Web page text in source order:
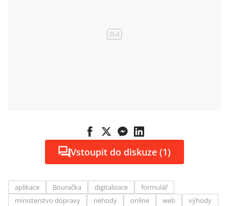
Vstoupit do diskuze (1)
aplikace Bouračka digitalizace
formulář
ministerstvo dopravy
nehody online web
výhody